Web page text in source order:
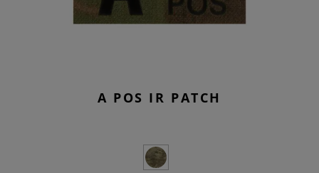
A POS IR PATCH